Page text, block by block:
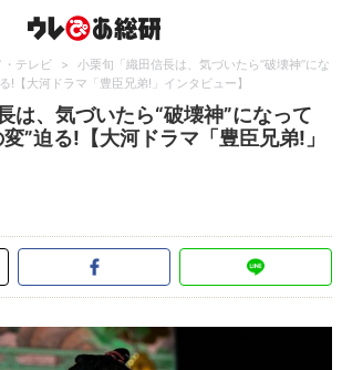
・テレビ >
小栗旬「織田信長は、気づいたら“破壊神”にな
!【大河ドラマ「豊臣兄弟!」インタビュー】
は、気づいたら“破壊神”になって
”迫る!【大河ドラマ「豊臣兄弟!」